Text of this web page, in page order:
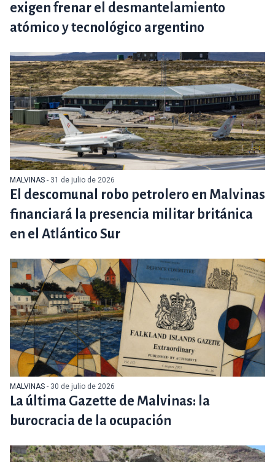
exigen frenar el desmantelamiento
atómico y tecnológico argentino
MALVINAS - 31 de julio de 2026
El descomunal robo petrolero en Malvinas
financiará la presencia militar británica
en el Atlántico Sur
MALVINAS - 30 de julio de 2026
La última Gazette de Malvinas: la
burocracia de la ocupación